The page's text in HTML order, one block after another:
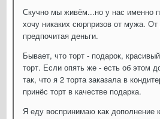
Скучно мы живём...но у нас именно
хочу никаких сюрпризов от мужа.
предпочитая деньги.
Бывает, что торт - подарок,
торт. Если опять же - есть об этом
так, что я 2 торта заказала в
принёс торт в качестве подарка.
Я еду воспринимаю как дополнение